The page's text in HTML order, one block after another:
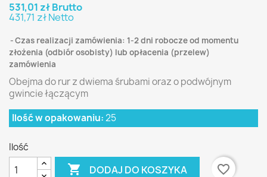
531,01 zł Brutto
431,71 zł Netto
Czas realizacji zamówienia: 1-2 dni robocze od momentu
złożenia (odbiór osobisty) lub opłacenia (przelew)
zamówienia
Obejma do rur z dwiema śrubami oraz o podwójnym
gwincie łączącym
Ilość w opakowaniu:25
Ilość
 DODAJ DO KOSZYKA
favorite_border